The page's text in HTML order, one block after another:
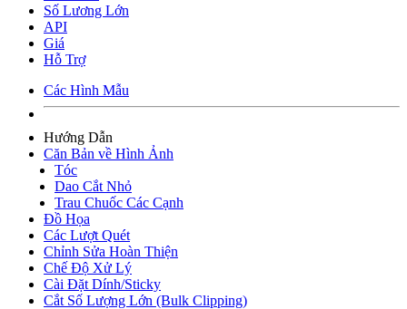
Số Lương Lớn
API
Giá
Hỗ Trợ
Các Hình Mẫu
Hướng Dẫn
Căn Bản về Hình Ảnh
Tóc
Dao Cắt Nhỏ
Trau Chuốc Các Cạnh
Đồ Họa
Các Lượt Quét
Chỉnh Sửa Hoàn Thiện
Chế Độ Xử Lý
Cài Đặt Dính/Sticky
Cắt Số Lượng Lớn (Bulk Clipping)